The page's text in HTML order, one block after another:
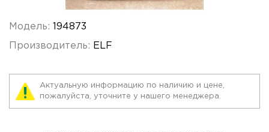
Модель: 194873
Производитель: ELF
Актуальную информацию по наличию и цене,
пожалуйста, уточните у нашего менеджера.